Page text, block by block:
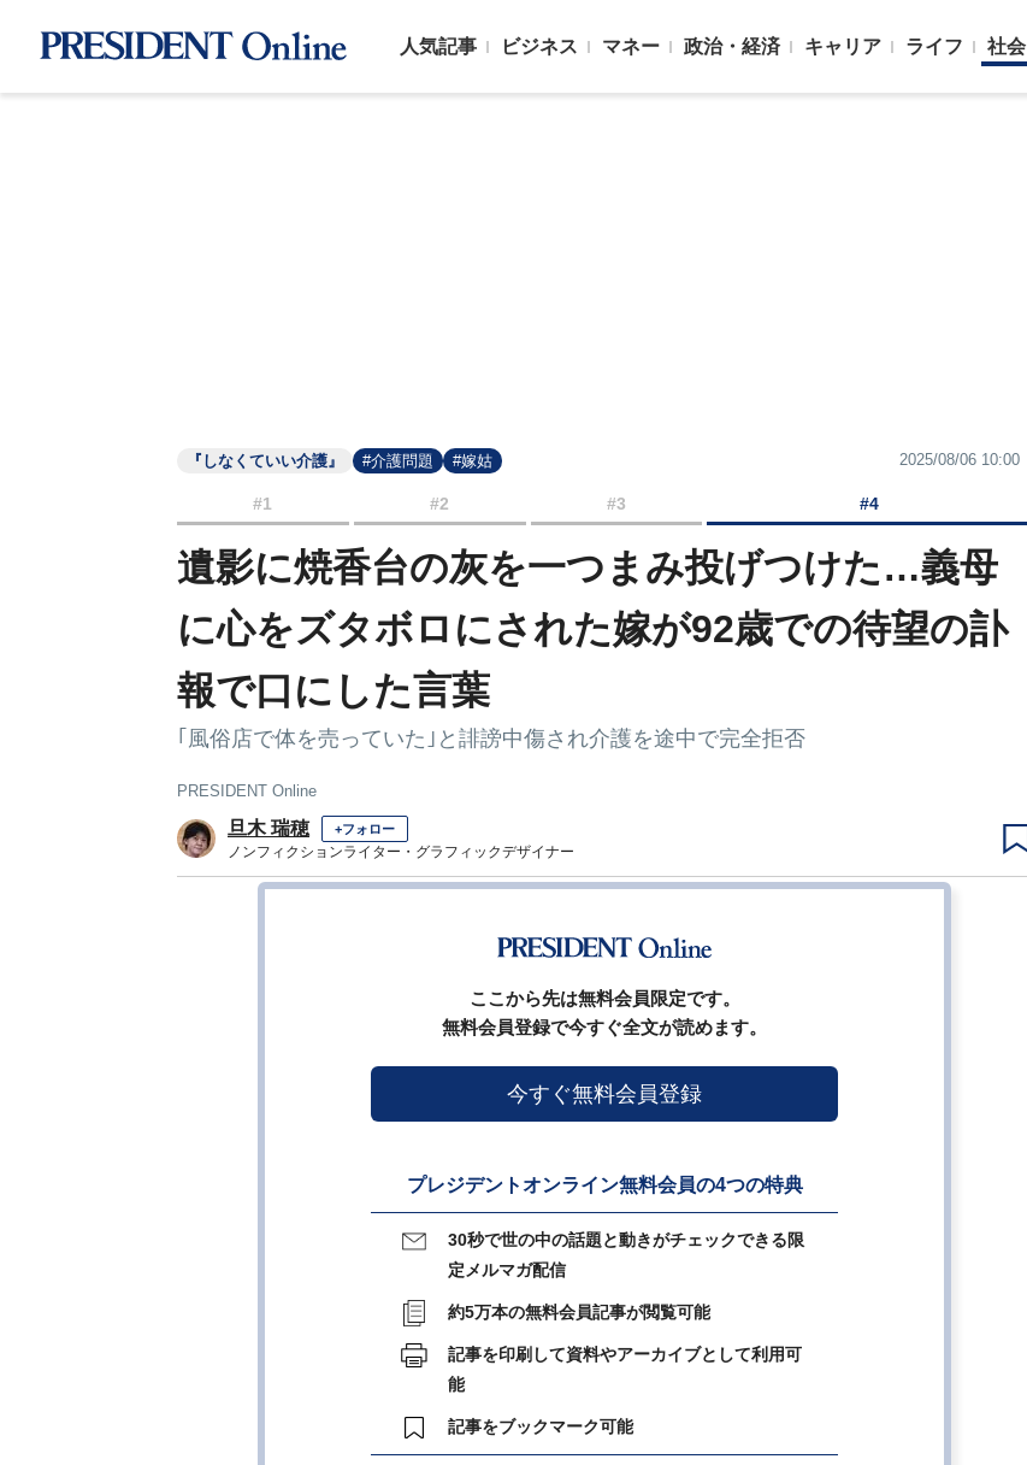
人気記事 ビジネス マネー 政治・経済 キャリア ライフ 社会
『しなくていい介護』 #介護問題 #嫁姑 2025/08/06 10:00
#1 #2 #3 #4
遺影に焼香台の灰を一つまみ投げつけた…義母
に心をズタボロにされた嫁が92歳での待望の訃
報で口にした言葉
｢風俗店で体を売っていた｣と誹謗中傷され介護を途中で完全拒否
PRESIDENT Online
旦木 瑞穂 +フォロー
ノンフィクションライター・グラフィックデザイナー
ここから先は無料会員限定です。
無料会員登録で今すぐ全文が読めます。
今すぐ無料会員登録
プレジデントオンライン無料会員の4つの特典
30秒で世の中の話題と動きがチェックできる限
定メルマガ配信
約5万本の無料会員記事が閲覧可能
記事を印刷して資料やアーカイブとして利用可
能
記事をブックマーク可能